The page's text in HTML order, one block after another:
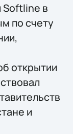
Softline в
по счету
открытии
и